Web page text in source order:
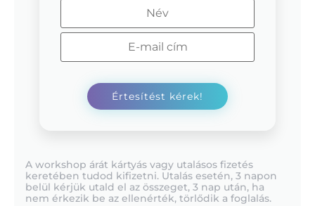
A workshop árát kártyás vagy utalásos fizetés
keretében tudod kifizetni. Utalás esetén, 3 napon
belül kérjük utald el az összeget, 3 nap után, ha
nem érkezik be az ellenérték, törlődik a foglalás.